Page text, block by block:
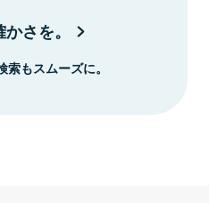
さを。
もスムーズに。